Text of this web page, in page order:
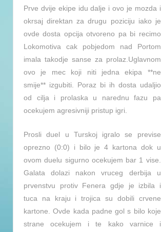
Prve dvije ekipe idu dalje i ovo je mozda i
okrsaj direktan za drugu poziciju iako je
ovde dosta opcija otvoreno pa bi recimo
Lokomotiva cak pobjedom nad Portom
imala takodje sanse za prolaz.Uglavnom
ovo je mec koji niti jedna ekipa **ne
smije** izgubiti. Poraz bi ih dosta udaljio
od cilja i prolaska u narednu fazu pa
ocekujem agresivniji pristup igri.
Prosli duel u Turskoj igralo se previse
oprezno (0:0) i bilo je 4 kartona dok u
ovom duelu sigurno ocekujem bar 1 vise.
Galata dolazi nakon vruceg derbija u
prvenstvu protiv Fenera gdje je izbila i
tuca na kraju i trojica su dobili crvene
kartone. Ovde kada padne gol s bilo koje
strane ocekujem i te kako varnice i